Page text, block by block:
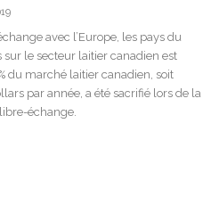
avec l’Europe, les pays du
sur le secteur laitier canadien est
du marché laitier canadien, soit
par année, a été sacrifié lors de la
échange.